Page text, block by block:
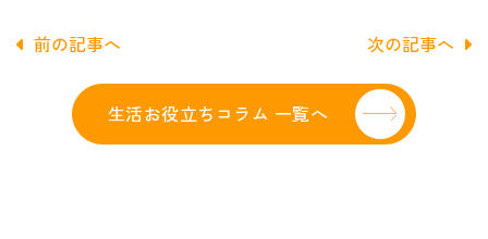
前の記事へ 次の記事へ
生活お役立ちコラム 一覧へ